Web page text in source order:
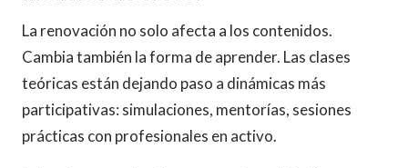
La renovación no solo afecta a los contenidos.
Cambia también la forma de aprender. Las clases
teóricas están dejando paso a dinámicas más
participativas: simulaciones, mentorías, sesiones
prácticas con profesionales en activo.